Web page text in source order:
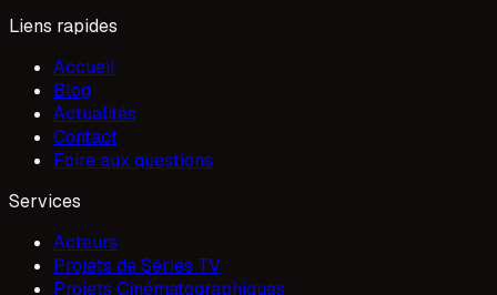
Liens rapides
Accueil
Blog
Actualités
Contact
Foire aux questions
Services
Acteurs
Projets de Séries TV
Projets Cinématographiques